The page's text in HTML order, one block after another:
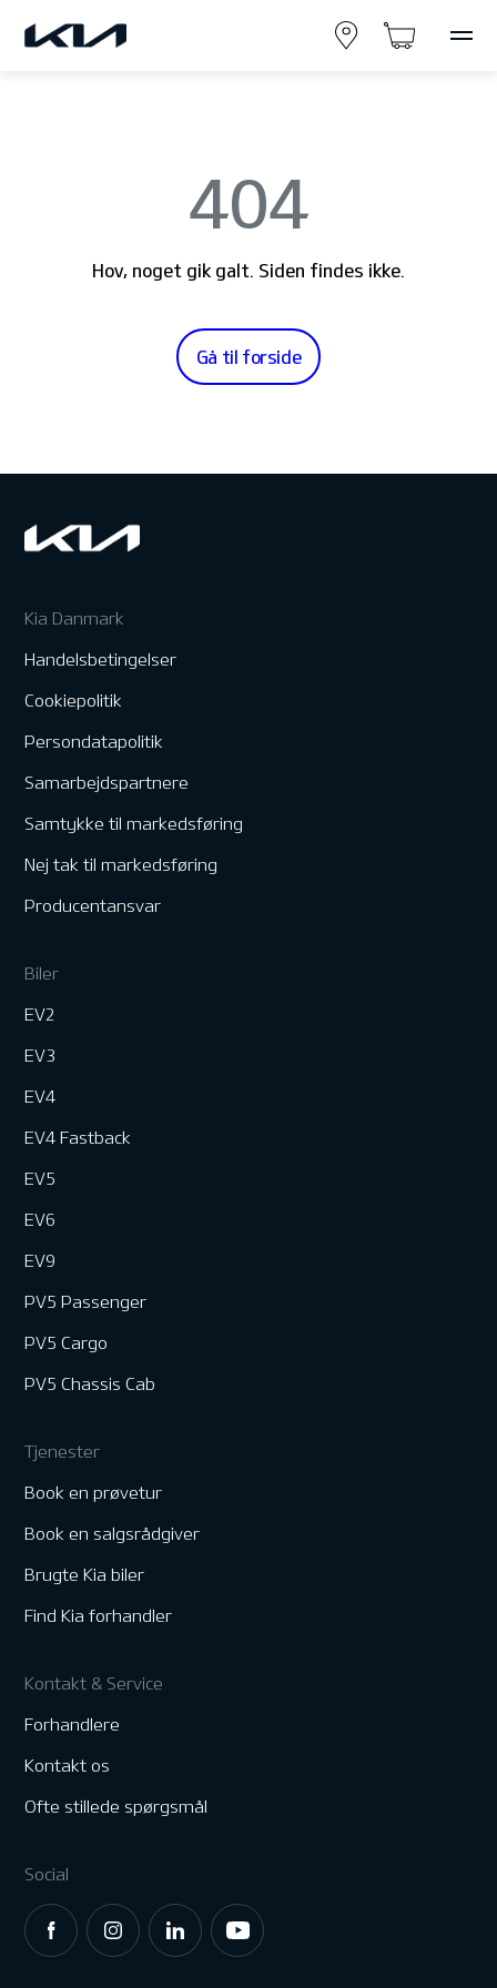
404
Hov, noget gik galt. Siden findes ikke.
Gå til forside
Kia Danmark
Handelsbetingelser
Cookiepolitik
Persondatapolitik
Samarbejdspartnere
Samtykke til markedsføring
Nej tak til markedsføring
Producentansvar
Biler
EV2
EV3
EV4
EV4 Fastback
EV5
EV6
EV9
PV5 Passenger
PV5 Cargo
PV5 Chassis Cab
Tjenester
Book en prøvetur
Book en salgsrådgiver
Brugte Kia biler
Find Kia forhandler
Kontakt & Service
Forhandlere
Kontakt os
Ofte stillede spørgsmål
Social